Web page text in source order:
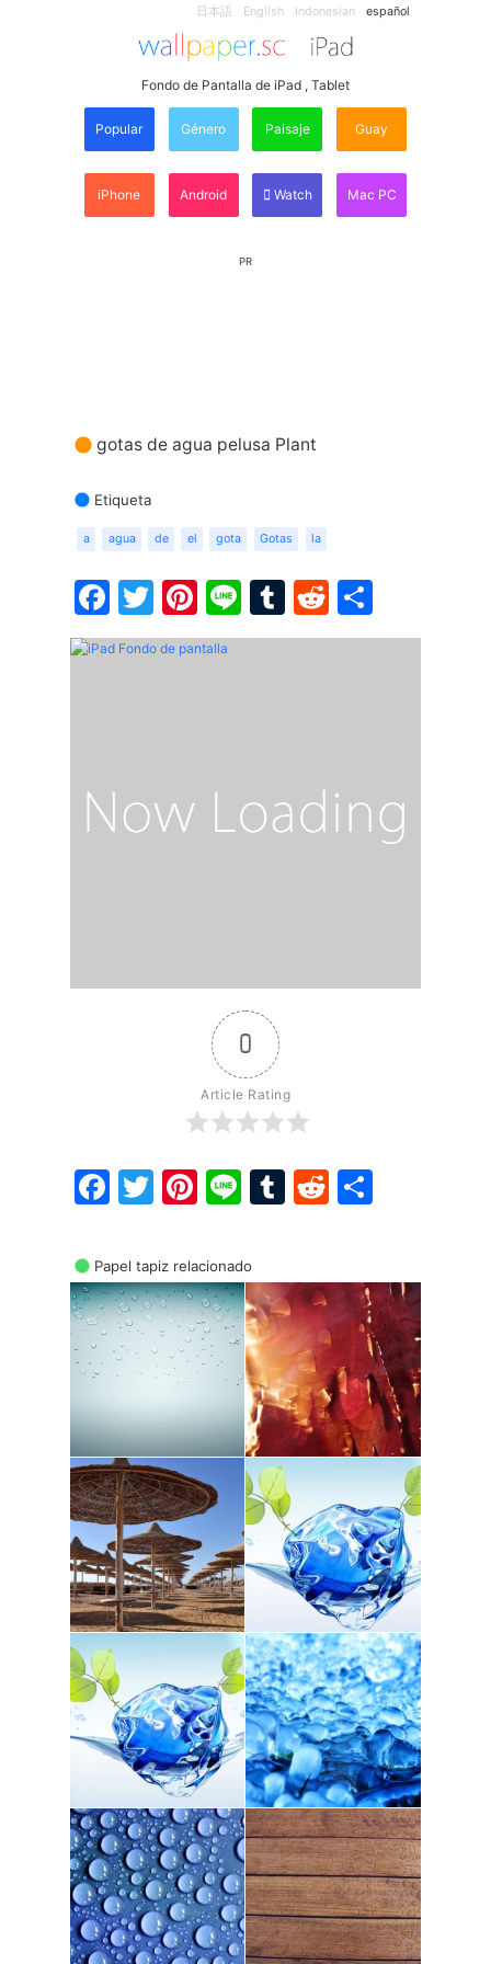
日本語 English Indonesian español
Fondo de Pantalla de iPad , Tablet
Popular Género Paisaje Guay
iPhone Android Watch Mac PC
PR
gotas de agua pelusa Plant
Etiqueta
a agua de el gota Gotas la
Facebook
Twitter
Pinterest
LineTumblr
Reddit
0
Article Rating
Facebook
Twitter
Pinterest
LineTumblr
Reddit
Papel tapiz relacionado